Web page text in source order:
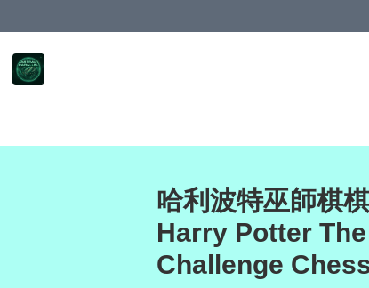
哈利波特巫師棋
Harry Potter
Challenge